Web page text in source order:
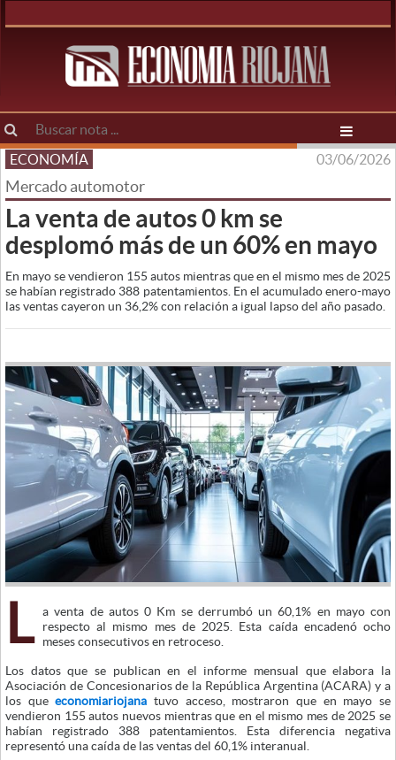
ECONOMÍA 03/06/2026
Mercado automotor
La venta de autos 0 km se
desplomó más de un 60% en mayo
En mayo se vendieron 155 autos mientras que en el mismo mes de 2025
se habían registrado 388 patentamientos. En el acumulado enero-mayo
las ventas cayeron un 36,2% con relación a igual lapso del año pasado.
L
a venta de autos 0 Km se derrumbó un 60,1% en mayo con
respecto al mismo mes de 2025. Esta caída encadenó ocho
meses consecutivos en retroceso.
Los datos que se publican en el informe mensual que elabora la
Asociación de Concesionarios de la República Argentina (ACARA) y a
los queeconomiariojana tuvo acceso, mostraron que en mayo se
vendieron 155 autos nuevos mientras que en el mismo mes de 2025 se
habían registrado 388 patentamientos. Esta diferencia negativa
representó una caída de las ventas del 60,1% interanual.